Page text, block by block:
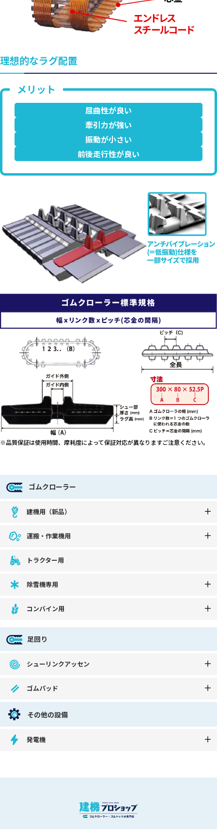
理想的なラグ配置
屈曲性が良い
牽引力が強い
振動が小さい
前後走行性が良い
※品質保証は使用時間、摩耗度によって保証対応が異なりますご注意ください。
ゴムクローラー
建機用（新品）
運搬・作業機用
トラクター用
除雪機専用
コンバイン用
足回り
シューリンクアッセン
ゴムパッド
その他の設備
発電機